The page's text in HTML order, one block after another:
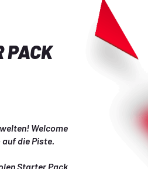
PACK
Welcome
die Piste.
Starter Pack